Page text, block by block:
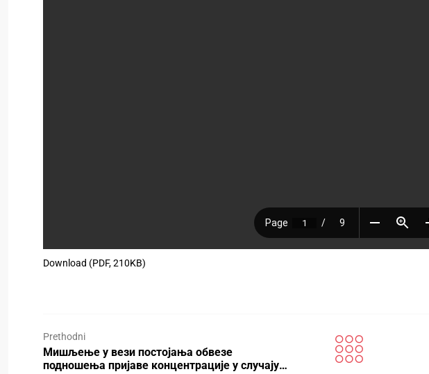
Download (PDF, 210KB)
Prethodni
Мишљење у вези постојања обвезе
подношења пријаве концентрације у случају…